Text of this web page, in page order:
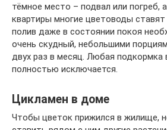
тёмное место – подвал или погреб,
квартиры многие цветоводы ставят
полив даже в состоянии покоя
очень скудный, небольшими
двух раз в месяц. Любая подкормка
полностью исключается.
Цикламен в доме
Чтобы цветок прижился в жилище,